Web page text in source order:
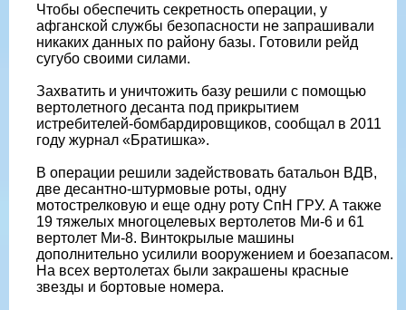
Чтобы обеспечить секретность операции, у
афганской службы безопасности не запрашивали
никаких данных по району базы. Готовили рейд
сугубо своими силами.
Захватить и уничтожить базу решили с помощью
вертолетного десанта под прикрытием
истребителей-бомбардировщиков, сообщал в 2011
году журнал «Братишка».
В операции решили задействовать батальон ВДВ,
две десантно-штурмовые роты, одну
мотострелковую и еще одну роту СпН ГРУ. А также
19 тяжелых многоцелевых вертолетов Ми-6 и 61
вертолет Ми-8. Винтокрылые машины
дополнительно усилили вооружением и боезапасом.
На всех вертолетах были закрашены красные
звезды и бортовые номера.